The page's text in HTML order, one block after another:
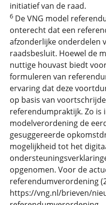
initiatief van de raad.
6 De VNG model
onterecht dat een
afzonderlijke onderdelen
raadsbesluit. Hoewel de
nuttige houvast biedt
formuleren van
ervaring dat deze
op basis van
referendumpraktijk. Zo is
modelverordening de
gesuggereerde
mogelijkheid tot het
opgenomen. Voor de
referendumverordening
https://vng.nl/brieven/